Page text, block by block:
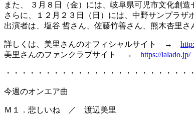
また、 ３月８日（金）には、岐阜県可児市文化創
さらに、１２月２３日（日）には、中野サンプラザ
出演者は、塩谷 哲さん、佐藤竹善さん、熊木杏里さ
詳しくは、美里さんのオフィシャルサイト →
美里さんのファンクラブサイト → https://lalado.jp/
・・・・・・・・・・・・・・・・・・・・・・・
今週のオンエア曲
Ｍ１．悲しいね ／ 渡辺美里